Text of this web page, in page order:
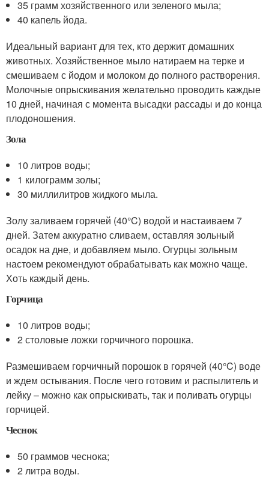
35 грамм хозяйственного или зеленого мыла;
40 капель йода.
Идеальный вариант для тех, кто держит домашних
животных. Хозяйственное мыло натираем на терке и
смешиваем с йодом и молоком до полного растворения.
Молочные опрыскивания желательно проводить каждые
10 дней, начиная с момента высадки рассады и до конца
плодоношения.
Зола
10 литров воды;
1 килограмм золы;
30 миллилитров жидкого мыла.
Золу заливаем горячей (40°C) водой и настаиваем 7
дней. Затем аккуратно сливаем, оставляя зольный
осадок на дне, и добавляем мыло. Огурцы зольным
настоем рекомендуют обрабатывать как можно чаще.
Хоть каждый день.
Горчица
10 литров воды;
2 столовые ложки горчичного порошка.
Размешиваем горчичный порошок в горячей (40°C) воде
и ждем остывания. После чего готовим и распылитель и
лейку – можно как опрыскивать, так и поливать огурцы
горчицей.
Чеснок
50 граммов чеснока;
2 литра воды.